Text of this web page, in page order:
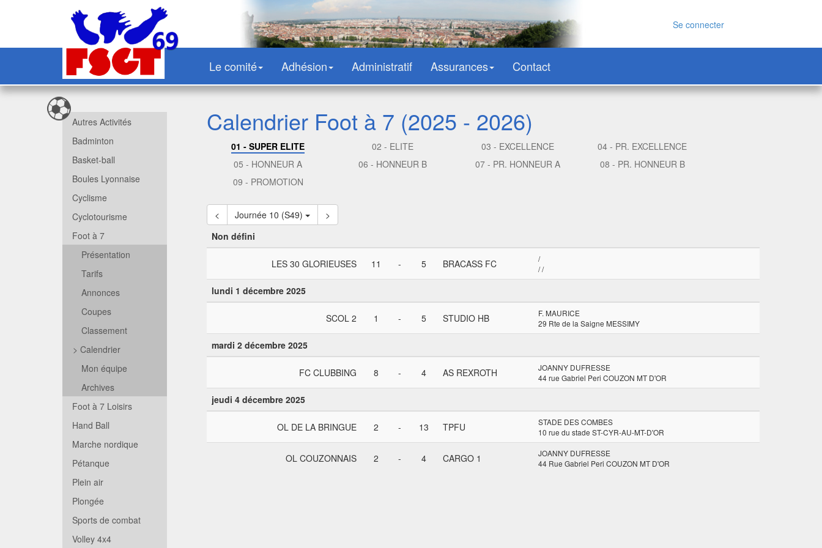
Se connecter
Le comité Adhésion Administratif Assurances Contact
Autres Activités
Badminton
Basket-ball
Boules Lyonnaise
Cyclisme
Cyclotourisme
Foot à 7
Présentation
Tarifs
Annonces
Coupes
Classement
> Calendrier
Mon équipe
Archives
Foot à 7 Loisirs
Hand Ball
Marche nordique
Pétanque
Plein air
Plongée
Sports de combat
Volley 4x4
Calendrier Foot à 7 (2025 - 2026)
01 - SUPER ELITE 02 - ELITE 03 - EXCELLENCE
04 - PR. EXCELLENCE
05 - HONNEUR A
06 - HONNEUR B 07 - PR. HONNEUR A
08 - PR. HONNEUR B
09 - PROMOTION
< Journée 10 (S49)
>
Non défini
LES 30 GLORIEUSES 11 - 5 BRACASS FC
/
/ /
lundi 1 décembre 2025
SCOL 2 1 - 5 STUDIO HB
F. MAURICE
29 Rte de la Saigne MESSIMY
mardi 2 décembre 2025
FC CLUBBING 8 - 4 AS REXROTH
JOANNY DUFRESSE
44 rue Gabriel Peri COUZON MT D'OR
jeudi 4 décembre 2025
OL DE LA BRINGUE 2 - 13 TPFU
STADE DES COMBES
10 rue du stade ST-CYR-AU-MT-D'OR
OL COUZONNAIS 2 - 4 CARGO 1
JOANNY DUFRESSE
44 Rue Gabriel Peri COUZON MT D'OR